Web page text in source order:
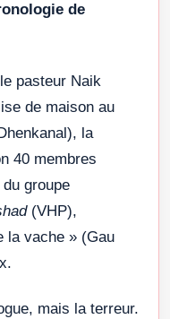
de
pasteur Naik
de maison au
la
40 membres
du groupe
(VHP),
la vache » (Gau
mais la terreur.